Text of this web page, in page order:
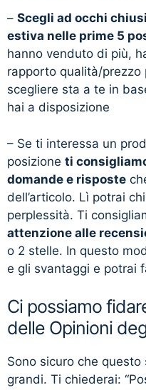
– Scegli ad occhi
estiva nelle prime 5
hanno venduto di più,
rapporto qualità/prezzo
scegliere sta a te in
hai a disposizione
– Se ti interessa un
posizione ti
domande e risposte
dell’articolo. Lì potrai
perplessità. Ti
attenzione alle
o 2 stelle. In questo
e gli svantaggi e potrai
Ci possiamo
delle Opinioni
Sono sicuro che
grandi. Ti chiederai: